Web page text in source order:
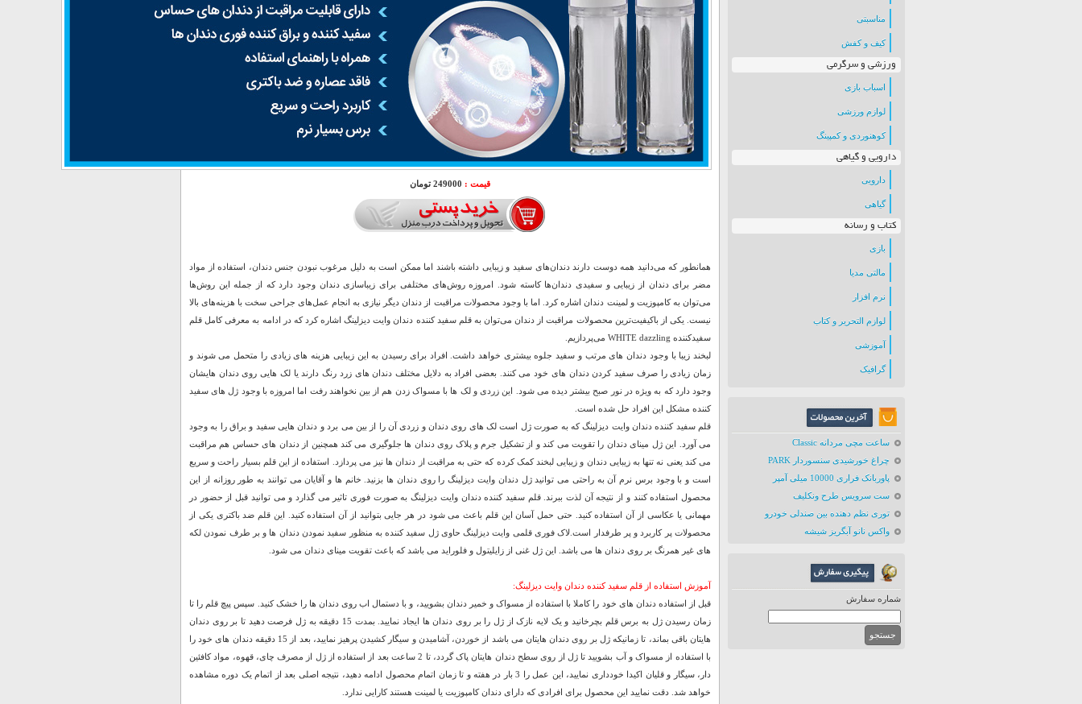
مناسبتی
کیف و کفش
ورزشی و سرگرمی
اسباب بازی
لوازم ورزشی
کوهنوردی و کمپینگ
دارویی و گیاهی
دارویی
گیاهی
کتاب و رسانه
بازی
مالتی مدیا
نرم افزار
لوازم التحریر و کتاب
آموزشی
گرافیک
ساعت مچی مردانه Classic
چراغ خورشیدی سنسوردار PARK
پاوربانک فراری 10000 میلی آمپر
ست سرویس طرح ونکلیف
توری نظم دهنده بین صندلی خودرو
واکس نانو آبگریز شیشه
شماره سفارش
قیمت : 249000 تومان
همانطور که می‌دانید همه دوست دارند دندان‌های سفید و زیبایی داشته باشند اما ممکن است به دلیل مرغوب نبودن جنس دندان، استفاده از مواد
مضر برای دندان از زیبایی و سفیدی دندان‌ها کاسته شود. امروزه روش‌های مختلفی برای زیباسازی دندان وجود دارد که از جمله این روش‌ها
می‌توان به کامپوزیت و لمینت دندان اشاره کرد. اما با وجود محصولات مراقبت از دندان دیگر نیازی به انجام عمل‌های جراحی سخت با هزینه‌های بالا
نیست. یکی از باکیفیت‌ترین محصولات مراقبت از دندان می‌توان به قلم سفید کننده دندان وایت دیزلینگ اشاره کرد که در ادامه به معرفی کامل قلم
سفیدکننده WHITE dazzling می‌پردازیم.
لبخند زیبا با وجود دندان های مرتب و سفید جلوه بیشتری خواهد داشت. افراد برای رسیدن به این زیبایی هزینه های زیادی را متحمل می شوند و
زمان زیادی را صرف سفید کردن دندان های خود می کنند. بعضی افراد به دلایل مختلف دندان های زرد رنگ دارند یا لک هایی روی دندان هایشان
وجود دارد که به ویژه در نور صبح بیشتر دیده می شود. این زردی و لک ها با مسواک زدن هم از بین نخواهند رفت اما امروزه با وجود ژل های سفید
کننده مشکل این افراد حل شده است.
قلم سفید کننده دندان وایت دیزلینگ که به صورت ژل است لک های روی دندان و زردی آن را از بین می برد و دندان هایی سفید و براق را به وجود
می آورد. این ژل مینای دندان را تقویت می کند و از تشکیل جرم و پلاک روی دندان ها جلوگیری می کند همچنین از دندان های حساس هم مراقبت
می کند یعنی نه تنها به زیبایی دندان و زیبایی لبخند کمک کرده که حتی به مراقبت از دندان ها نیز می پردازد. استفاده از این قلم بسیار راحت و سریع
است و با وجود برس نرم آن به راحتی می توانید ژل دندان وایت دیزلینگ را روی دندان ها بزنید. خانم ها و آقایان می توانند به طور روزانه از این
محصول استفاده کنند و از نتیجه آن لذت ببرند. قلم سفید کننده دندان وایت دیزلینگ به صورت فوری تاثیر می گذارد و می توانید قبل از حضور در
مهمانی یا عکاسی از آن استفاده کنید. حتی حمل آسان این قلم باعث می شود در هر جایی بتوانید از آن استفاده کنید. این قلم ضد باکتری یکی از
محصولات پر کاربرد و پر طرفدار است.لاک فوری قلمی وایت دیزلینگ حاوی ژل سفید کننده به منظور سفید نمودن دندان ها و بر طرف نمودن لکه
های غیر همرنگ بر روی دندان ها می باشد. این ژل غنی از زایلیتول و فلوراید می باشد که باعث تقویت مینای دندان می شود.
آموزش استفاده از قلم سفید کننده دندان وایت دیزلینگ:
قبل از استفاده دندان های خود را کاملا با استفاده از مسواک و خمیر دندان بشویید، و با دستمال اب روی دندان ها را خشک کنید. سپس پیچ قلم را تا
زمان رسیدن ژل به برس قلم بچرخانید و یک لایه نازک از ژل را بر روی دندان ها ایجاد نمایید. بمدت 15 دقیقه به ژل فرصت دهید تا بر روی دندان
هایتان باقی بماند، تا زمانیکه ژل بر روی دندان هایتان می باشد از خوردن، آشامیدن و سیگار کشیدن پرهیز نمایید، بعد از 15 دقیقه دندان های خود را
با استفاده از مسواک و آب بشویید تا ژل از روی سطح دندان هایتان پاک گردد، تا 2 ساعت بعد از استفاده از ژل از مصرف چای، قهوه، مواد کافئین
دار، سیگار و قلیان اکیدا خودداری نمایید، این عمل را 3 بار در هفته و تا زمان اتمام محصول ادامه دهید، نتیجه اصلی بعد از اتمام یک دوره مشاهده
خواهد شد. دقت نمایید این محصول برای افرادی که دارای دندان کامپوزیت یا لمینت هستند کارایی ندارد.